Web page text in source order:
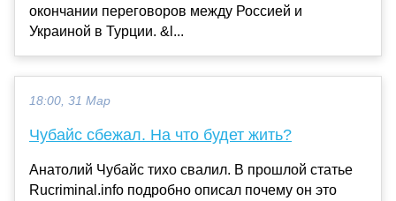
окончании переговоров между Россией и
Украиной в Турции. &l...
18:00, 31 Мар
Чубайс сбежал. На что будет жить?
Анатолий Чубайс тихо свалил. В прошлой статье
Rucriminal.info подробно описал почему он это